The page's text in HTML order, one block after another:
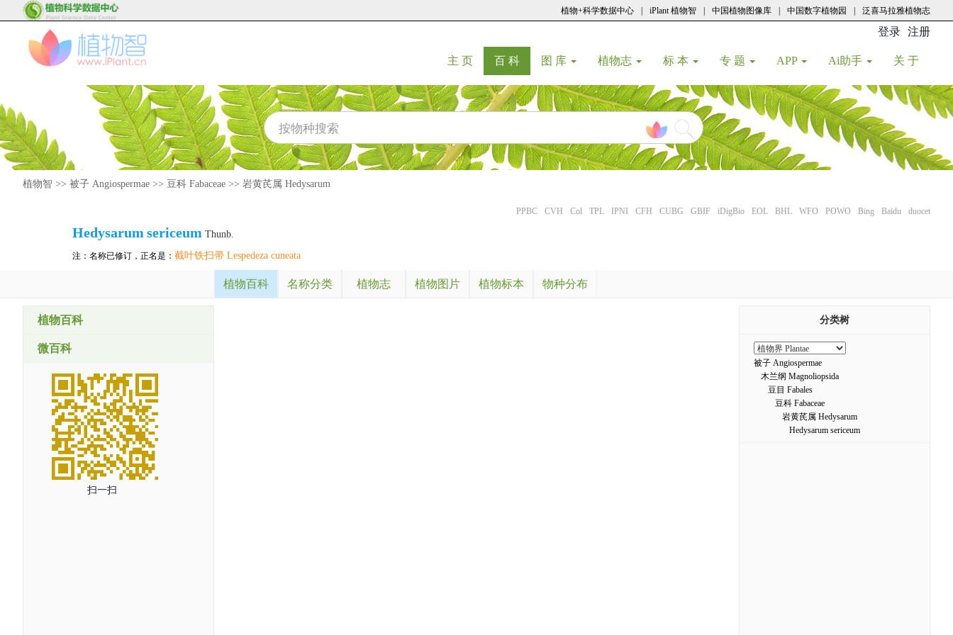
植物+科学数据中心 iPlant 植物智 中国植物图像库 中国数字植物园 泛喜马拉雅植物志
登录 注册
主 页(current)
百 科(current)
图 库 植物志 标 本 专 题 APP Ai助手 关 于
植物智 >> 被子 Angiospermae >> 豆科 Fabaceae >> 岩黄芪属 Hedysarum
PPBC CVH Col TPL IPNI CFH CUBG GBIF iDigBio EOL BHL WFO POWO Bing Baidu duocet
Hedysarum sericeum Thunb.
注：名称已修订，正名是： 截叶铁扫帚 Lespedeza cuneata
植物百科 名称分类 植物志 植物图片 植物标本 物种分布
植物百科
微百科
扫一扫
分类树
被子 Angiospermae
木兰纲 Magnoliopsida
豆目 Fabales
豆科 Fabaceae
岩黄芪属 Hedysarum
Hedysarum sericeum